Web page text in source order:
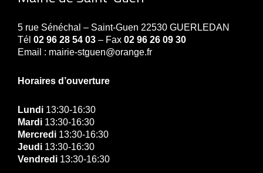
5 rue Sénéchal – Saint-Guen 22530 GUERLEDAN
Tél 02 96 28 54 03 – Fax 02 96 26 09 30
Email : mairie-stguen@orange.fr
Horaires d’ouverture
Lundi 13:30-16:30
Mardi 13:30-16:30
Mercredi 13:30-16:30
Jeudi 13:30-16:30
Vendredi 13:30-16:30